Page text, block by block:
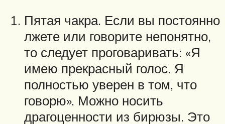
Пятая чакра. Если вы постоянно
лжете или говорите непонятно,
то следует проговаривать: «Я
имею прекрасный голос. Я
полностью уверен в том, что
говорю». Можно носить
драгоценности из бирюзы. Это